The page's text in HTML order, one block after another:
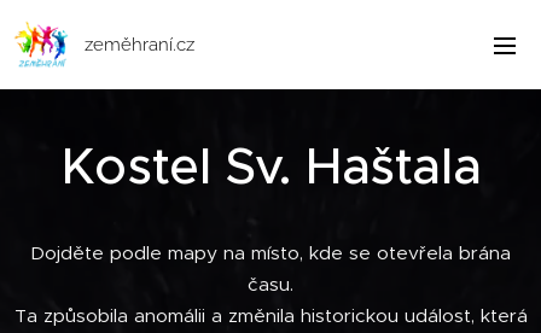
zeměhraní.cz
Kostel Sv. Haštala
Dojděte podle mapy na místo, kde se otevřela brána
času.
Ta způsobila anomálii a změnila historickou událost, která